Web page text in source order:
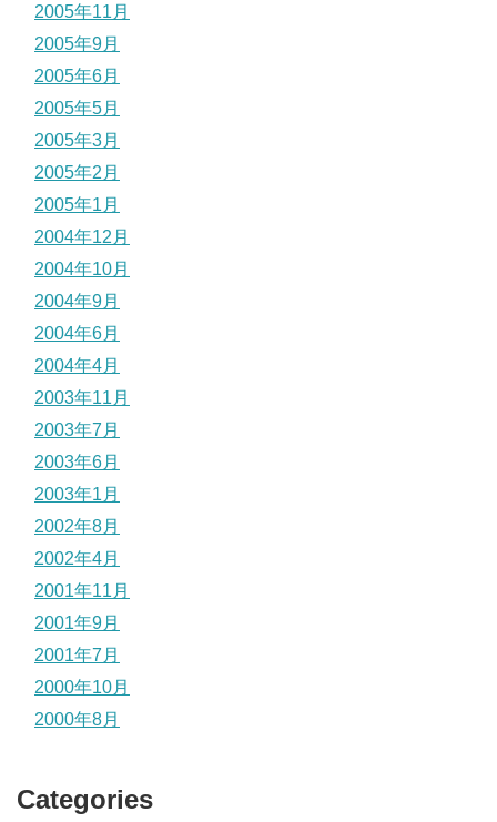
2005年11月
2005年9月
2005年6月
2005年5月
2005年3月
2005年2月
2005年1月
2004年12月
2004年10月
2004年9月
2004年6月
2004年4月
2003年11月
2003年7月
2003年6月
2003年1月
2002年8月
2002年4月
2001年11月
2001年9月
2001年7月
2000年10月
2000年8月
Categories